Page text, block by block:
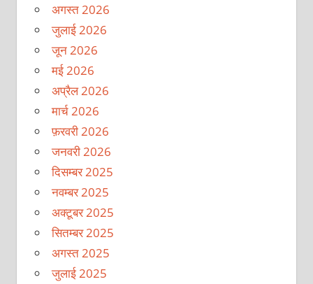
अगस्त 2026
जुलाई 2026
जून 2026
मई 2026
अप्रैल 2026
मार्च 2026
फ़रवरी 2026
जनवरी 2026
दिसम्बर 2025
नवम्बर 2025
अक्टूबर 2025
सितम्बर 2025
अगस्त 2025
जुलाई 2025